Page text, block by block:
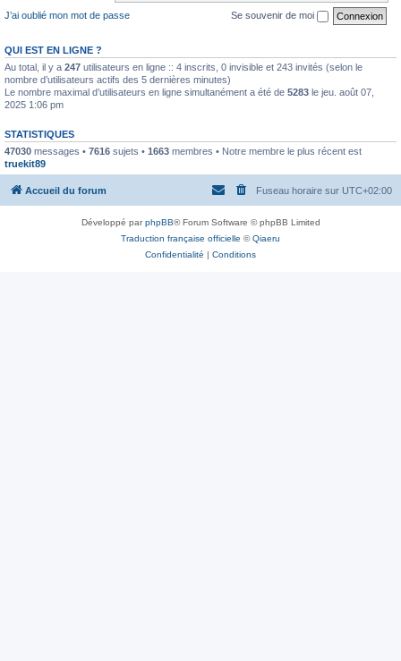
J’ai oublié mon mot de passe
Se souvenir de moi
QUI EST EN LIGNE ?
Au total, il y a 247 utilisateurs en ligne :: 4 inscrits, 0 invisible et 243 invités (selon le
nombre d’utilisateurs actifs des 5 dernières minutes)
Le nombre maximal d’utilisateurs en ligne simultanément a été de 5283 le jeu. août 07,
2025 1:06 pm
STATISTIQUES
47030 messages • 7616 sujets • 1663 membres • Notre membre le plus récent est
truekit89
Accueil du forum Fuseau horaire sur UTC+02:00
Développé parphpBB® Forum Software © phpBB Limited
Traduction française officielle ©Qiaeru
Confidentialité | Conditions